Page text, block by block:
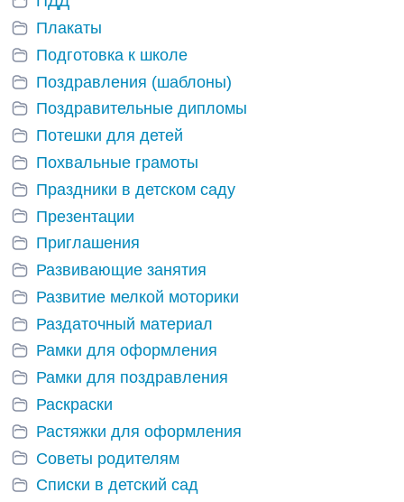
Плакаты
Подготовка к школе
Поздравления (шаблоны)
Поздравительные дипломы
Потешки для детей
Похвальные грамоты
Праздники в детском саду
Презентации
Приглашения
Развивающие занятия
Развитие мелкой моторики
Раздаточный материал
Рамки для оформления
Рамки для поздравления
Раскраски
Растяжки для оформления
Советы родителям
Списки в детский сад